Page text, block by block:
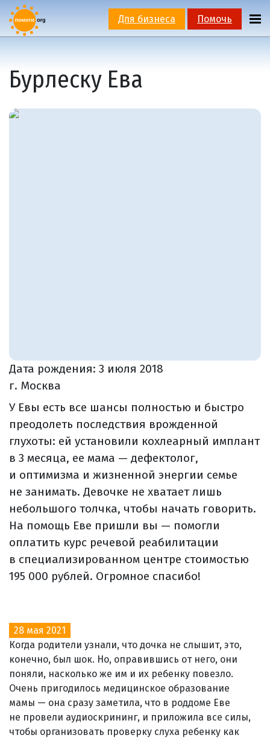
Для бизнеса Помочь
Бурлеску Ева
Дата рождения: 3 июля 2018
г. Москва
У Евы есть все шансы полностью и быстро
преодолеть последствия врожденной
глухоты: ей установили кохлеарный имплант
в 3 месяца, ее мама — дефектолог,
и оптимизма и жизненной энергии семье
не занимать. Девочке не хватает лишь
небольшого толчка, чтобы начать говорить.
На помощь Еве пришли вы — помогли
оплатить курс речевой реабилитации
в специализированном центре стоимостью
195 000 рублей. Огромное спасибо!
28 мая 2021
Когда родители узнали, что дочка не слышит, это,
конечно, был шок. Но, оправившись от него, они
поняли, насколько же им и их ребенку повезло.
Очень пригодилось медицинское образование
мамы — она сразу заметила, что в роддоме Еве
не провели аудиоскрининг, и приложила все силы,
чтобы организовать проверку слуха ребенку как